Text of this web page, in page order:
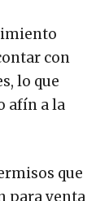
con
lo que
afín a la
que
para venta